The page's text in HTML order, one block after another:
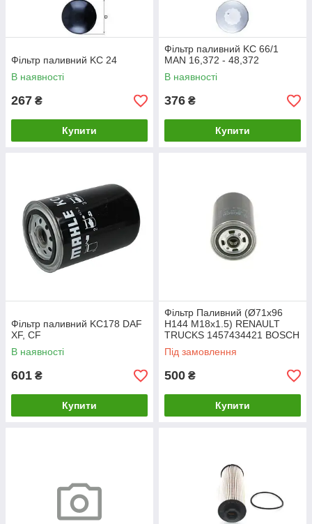
Фільтр паливний KC 24
В наявності
267 ₴
Купити
Фільтр паливний KC 66/1
MAN 16,372 - 48,372
В наявності
376 ₴
Купити
Фільтр паливний KC178 DAF
XF, CF
В наявності
601 ₴
Купити
Фільтр Паливний (Ø71x96
H144 M18x1.5) RENAULT
TRUCKS 1457434421 BOSCH
50 01 853 860
Під замовлення
500 ₴
Купити